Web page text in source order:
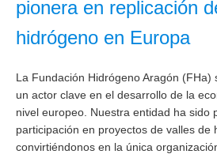
pionera en replicación
hidrógeno en Europa
La Fundación Hidrógeno Aragón (FHa)
un actor clave en el desarrollo de la
nivel europeo. Nuestra entidad ha sido
participación en proyectos de valles de
convirtiéndonos en la única